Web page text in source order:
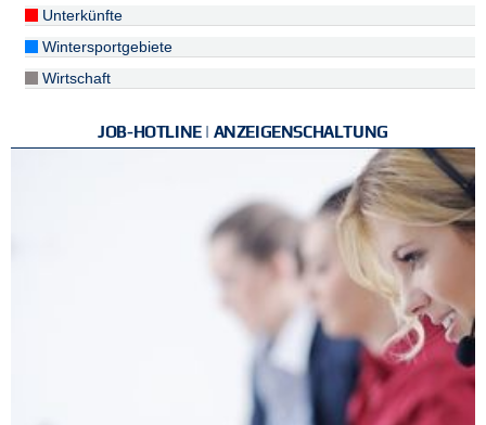
Unterkünfte
Wintersportgebiete
Wirtschaft
JOB-HOTLINE | ANZEIGENSCHALTUNG